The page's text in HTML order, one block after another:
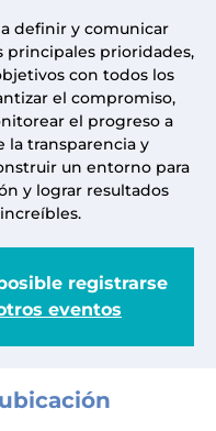
definir y comunicar
principales prioridades,
con todos los
el compromiso,
el progreso a
la transparencia y
un entorno para
y lograr resultados
increíbles.
registrarse
eventos